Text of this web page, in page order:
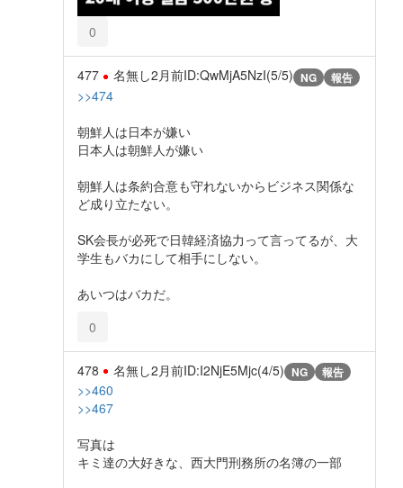
0
477 名無し2月前ID:QwMjA5NzI(5/5) NG 報告
>>474
朝鮮人は日本が嫌い
日本人は朝鮮人が嫌い
朝鮮人は条約合意も守れないからビジネス関係な
ど成り立たない。
SK会長が必死で日韓経済協力って言ってるが、大
学生もバカにして相手にしない。
あいつはバカだ。
0
478 名無し2月前ID:I2NjE5Mjc(4/5) NG 報告
>>460
>>467
写真は
キミ達の大好きな、西大門刑務所の名簿の一部